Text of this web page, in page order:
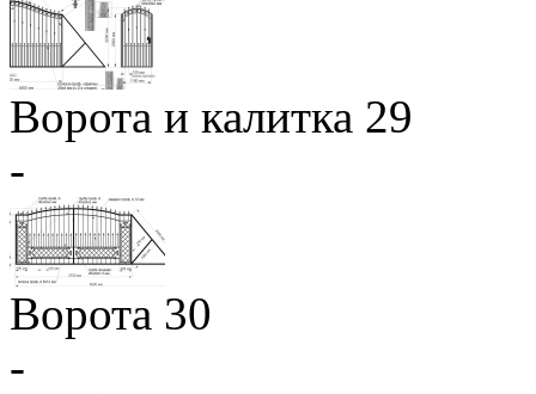
Ворота и калитка 29
-
Ворота 30
-